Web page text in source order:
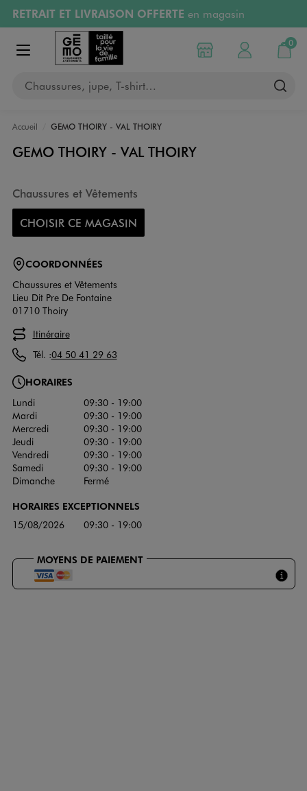
Aller au contenu principal
Aller à la navigation
RETRAIT ET LIVRAISON OFFERTE en magasin
Retours OFFERTSpendant 30 jours
PAYEZ EN 3x SANS FRAIS
RÉSERVATION GRATUITE
Afficher le menu
Chaussures, jupe, T-shirt…
Choisir mon magasin
Mon compte
0
Mon
Accueil GEMO THOIRY - VAL THOIRY
GEMO THOIRY - VAL THOIRY
Chaussures et Vêtements
CHOISIR CE MAGASIN
COORDONNÉES
Chaussures et Vêtements
Lieu Dit Pre De Fontaine
01710 Thoiry
Itinéraire
Tél. :04 50 41 29 63
HORAIRES
Lundi
09:30 - 19:00
Mardi
09:30 - 19:00
Mercredi
09:30 - 19:00
Jeudi
09:30 - 19:00
Vendredi
09:30 - 19:00
Samedi
09:30 - 19:00
Dimanche
Fermé
HORAIRES EXCEPTIONNELS
15/08/2026 09:30 - 19:00
MOYENS DE PAIEMENT